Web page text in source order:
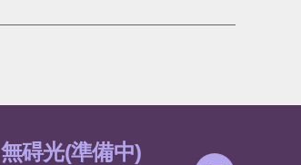
無碍光(準備中)